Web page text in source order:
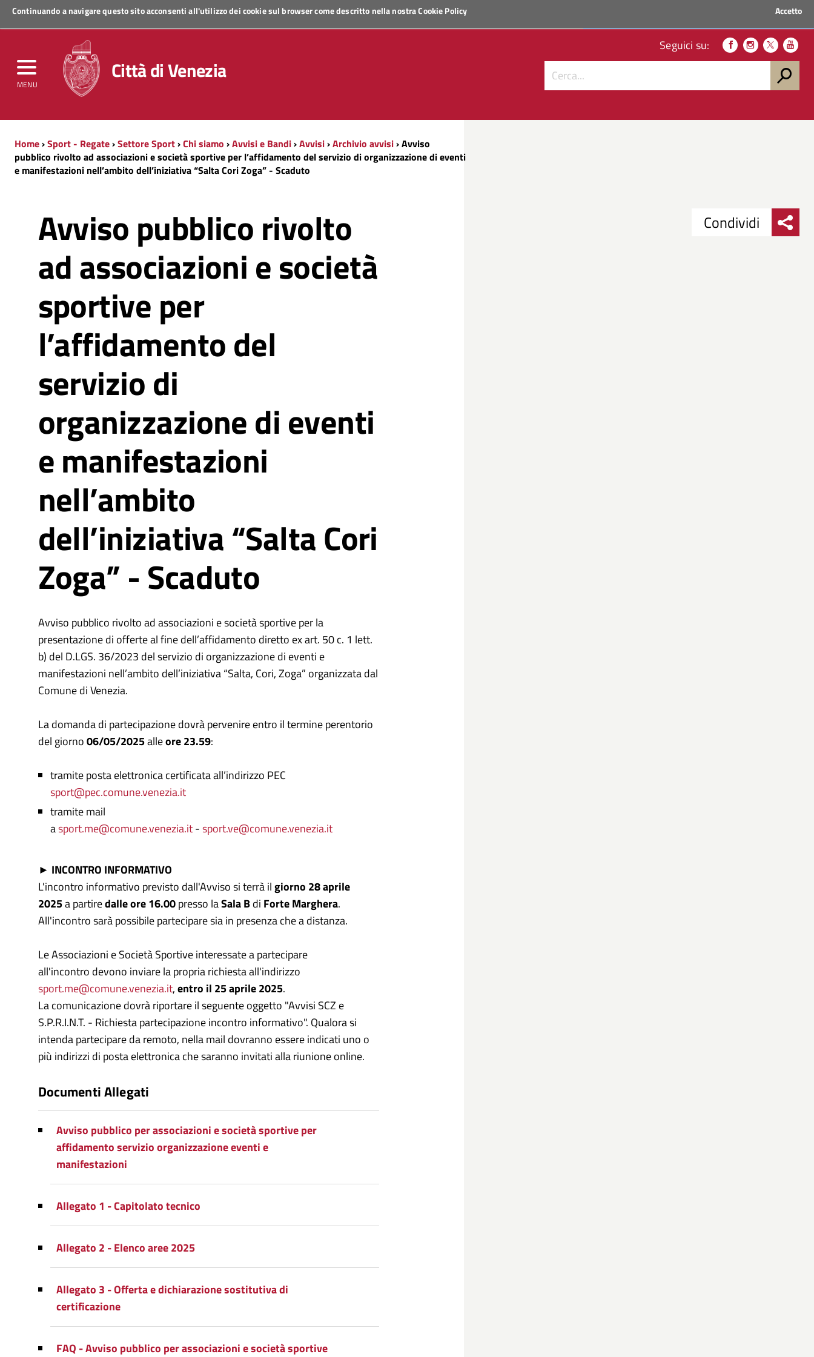
Continuando a navigare questo sito acconsenti all'utilizzo dei cookie sul browser come descritto nella nostraCookie Policy Accetto
MENU
Regione Veneto
Città di Venezia
Seguici su:
Home›Sport - Regate›Settore Sport›Chi siamo ›Avvisi e Bandi›Avvisi›Archivio avvisi› Avviso
pubblico rivolto ad associazioni e società sportive per l’affidamento del servizio di organizzazione di eventi
e manifestazioni nell’ambito dell’iniziativa “Salta Cori Zoga” - Scaduto
Avviso pubblico rivolto
ad associazioni e società
sportive per
l’affidamento del
servizio di
organizzazione di eventi
e manifestazioni
nell’ambito
dell’iniziativa “Salta Cori
Zoga” - Scaduto
Avviso pubblico rivolto ad associazioni e società sportive per la
presentazione di offerte al fine dell’affidamento diretto ex art. 50 c. 1 lett.
b) del D.LGS. 36/2023 del servizio di organizzazione di eventi e
manifestazioni nell’ambito dell’iniziativa “Salta, Cori, Zoga” organizzata dal
Comune di Venezia.
La domanda di partecipazione dovrà pervenire entro il termine perentorio
del giorno06/05/2025alleore 23.59:
tramite posta elettronica certificata all’indirizzo PEC
sport@pec.comune.venezia.it
tramite mail
asport.me@comune.venezia.it-sport.ve@comune.venezia.it
► INCONTRO INFORMATIVO
L'incontro informativo previsto dall'Avviso si terrà ilgiorno 28 aprile
2025a partiredalle ore 16.00presso laSala Bdi Forte Marghera.
All'incontro sarà possibile partecipare sia in presenza che a distanza.
Le Associazioni e Società Sportive interessate a partecipare
all'incontro devono inviare la propria richiesta all'indirizzo
sport.me@comune.venezia.it,entro il 25 aprile 2025.
La comunicazione dovrà riportare il seguente oggetto "Avvisi SCZ e
S.P.R.I.N.T. - Richiesta partecipazione incontro informativo". Qualora si
intenda partecipare da remoto, nella mail dovranno essere indicati uno o
più indirizzi di posta elettronica che saranno invitati alla riunione online.
Documenti Allegati
Avviso pubblico per associazioni e società sportive per
affidamento servizio organizzazione eventi e
manifestazioni
Allegato 1 - Capitolato tecnico
Allegato 2 - Elenco aree 2025
Allegato 3 - Offerta e dichiarazione sostitutiva di
certificazione
FAQ - Avviso pubblico per associazioni e società sportive
Condividi